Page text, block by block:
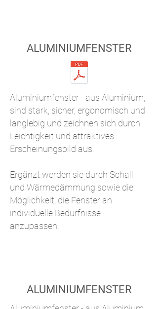
ALUMINIUMFENSTER
Aluminiumfenster - aus Aluminium,
sind stark, sicher, ergonomisch und
langlebig und zeichnen sich durch
Leichtigkeit und attraktives
Erscheinungsbild aus.
Ergänzt werden sie durch Schall-
und Wärmedämmung sowie die
Möglichkeit, die Fenster an
individuelle Bedürfnisse
anzupassen.
ALUMINIUMFENSTER